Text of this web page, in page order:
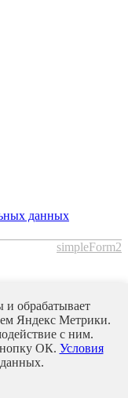
данных
simpleForm2
данных
и обрабатывает
Яндекс Метрики.
с ним.
ОК. Условия